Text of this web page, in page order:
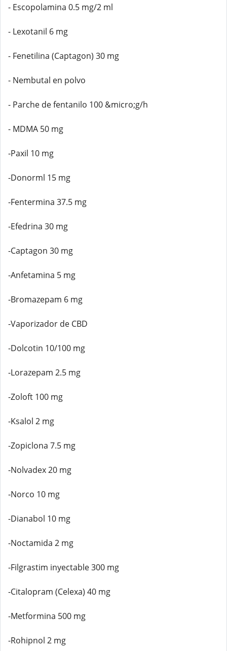
- Escopolamina 0.5 mg/2 ml
- Lexotanil 6 mg
- Fenetilina (Captagon) 30 mg
- Nembutal en polvo
- Parche de fentanilo 100 &micro;g/h
- MDMA 50 mg
-Paxil 10 mg
-Donorml 15 mg
-Fentermina 37.5 mg
-Efedrina 30 mg
-Captagon 30 mg
-Anfetamina 5 mg
-Bromazepam 6 mg
-Vaporizador de CBD
-Dolcotin 10/100 mg
-Lorazepam 2.5 mg
-Zoloft 100 mg
-Ksalol 2 mg
-Zopiclona 7.5 mg
-Nolvadex 20 mg
-Norco 10 mg
-Dianabol 10 mg
-Noctamida 2 mg
-Filgrastim inyectable 300 mg
-Citalopram (Celexa) 40 mg
-Metformina 500 mg
-Rohipnol 2 mg